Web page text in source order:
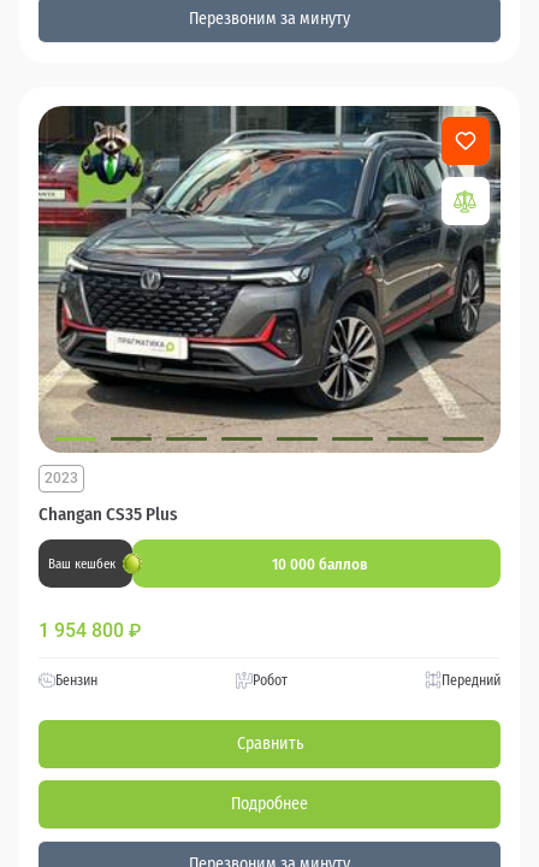
Перезвоним за минуту
Changan CS35 Plus
2023
Ваш кешбек 10 000 баллов
1 954 800 ₽
Бензин Робот Передний
Сравнить
Подробнее